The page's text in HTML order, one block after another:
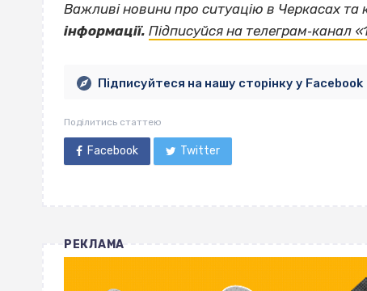
Важливі новини про ситуацію в Черкасах та
інформації. Підписуйся на телеграм‐канал
Підписуйтеся на нашу сторінку у Facebook
Поділитись статтею
Facebook Twitter
РЕКЛАМА